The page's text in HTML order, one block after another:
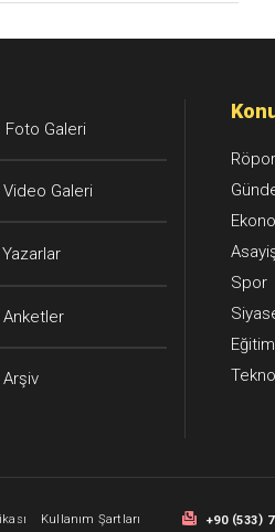
Foto Galeri
Video Galeri
Yazarlar
Anketler
Arşiv
Spor
Eğitim
Kullanım Şartları +90 (533)